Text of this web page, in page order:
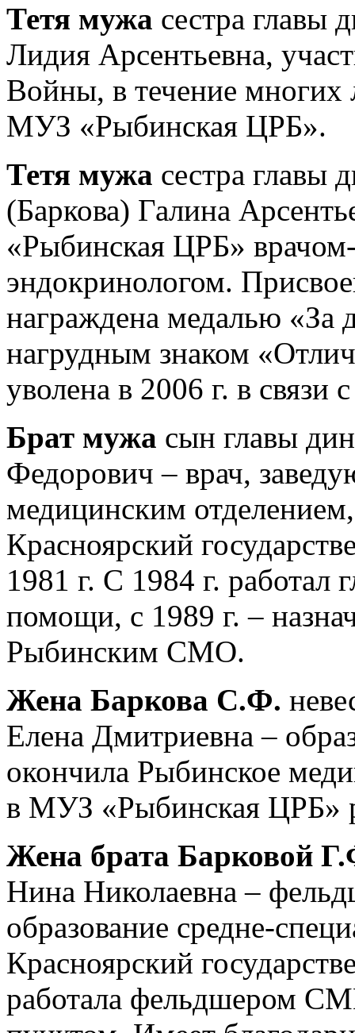
Тетя мужа сестра главы
Лидия Арсентьевна,
Войны, в течение многих
МУЗ «Рыбинская ЦРБ».
Тетя мужа сестра главы
(Баркова) Галина
«Рыбинская ЦРБ»
эндокринологом.
награждена медалью «За
нагрудным знаком
уволена в 2006 г. в
Брат мужа сын главы
Федорович – врач,
медицинским
Красноярский
1981 г. С 1984 г. работал
помощи, с 1989 г. –
Рыбинским СМО.
Жена Баркова С.Ф.
Елена Дмитриевна –
окончила Рыбинское
в МУЗ «Рыбинская ЦРБ»
Жена брата Барковой
Нина Николаевна –
образование средне-
Красноярский
работала фельдшером